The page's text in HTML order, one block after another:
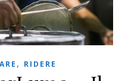
, RIDERE